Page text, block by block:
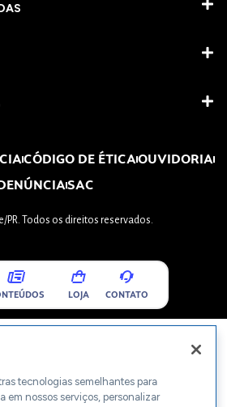
CÓDIGO DE ÉTICAOUVIDORIA
SAC
PR. Todos os direitos reservados.
LOJA CONTATO
tecnologias semelhantes para
em nossos serviços, personalizar